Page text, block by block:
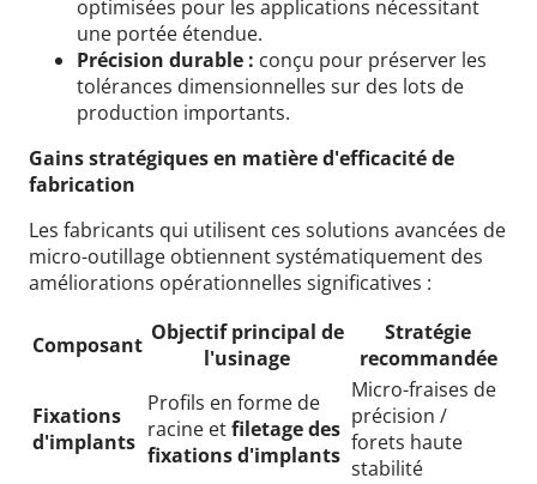
optimisées pour les applications nécessitant
une portée étendue.
Précision durable : conçu pour préserver les
tolérances dimensionnelles sur des lots de
production importants.
Gains stratégiques en matière d'efficacité de
fabrication
Les fabricants qui utilisent ces solutions avancées de
micro-outillage obtiennent systématiquement des
améliorations opérationnelles significatives :
Composant Objectif principal de
l'usinage
Stratégie
recommandée
Fixations
d'implants
Profils en forme de
racine etfiletage des
fixations d'implants
Micro-fraises de
précision /
forets haute
stabilité